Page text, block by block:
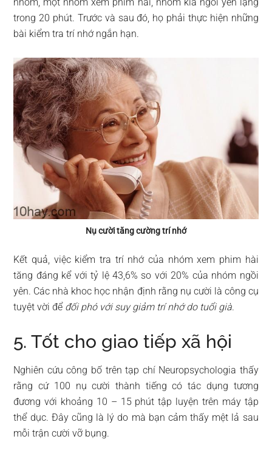
trong 20 phút. Trước và sau đó, họ phải thực hiện những
bài kiểm tra trí nhớ ngắn hạn.
Nụ cười tăng cường trí nhớ
Kết quả, việc kiểm tra trí nhớ của nhóm xem phim hài
tăng đáng kể với tỷ lệ 43,6% so với 20% của nhóm ngồi
yên. Các nhà khoc học nhận định rằng nụ cười là công cụ
tuyệt vời để đối phó với suy giảm trí nhớ do tuổi già.
5. Tốt cho giao tiếp xã hội
Nghiên cứu công bố trên tạp chí Neuropsychologia thấy
rằng cứ 100 nụ cười thành tiếng có tác dụng tương
đương với khoảng 10 – 15 phút tập luyện trên máy tập
thể dục. Đây cũng là lý do mà bạn cảm thấy mệt lả sau
mỗi trận cười vỡ bụng.